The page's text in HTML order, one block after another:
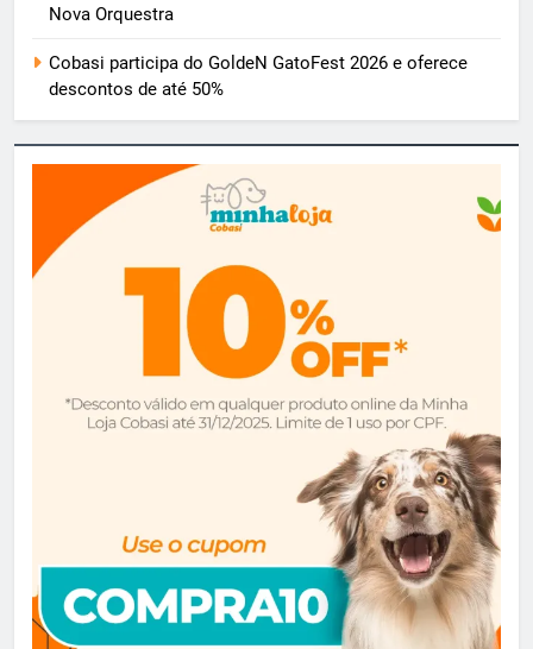
Nova Orquestra
Cobasi participa do GoldeN GatoFest 2026 e oferece
descontos de até 50%